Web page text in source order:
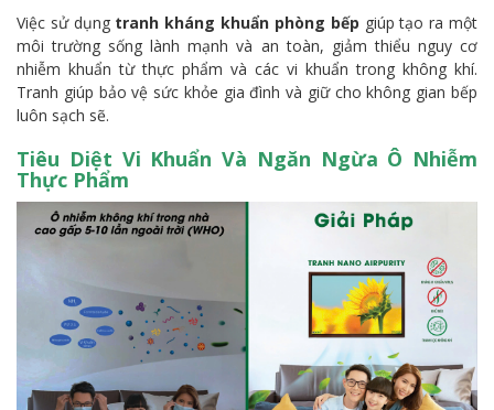
Việc sử dụng tranh kháng khuẩn phòng bếp giúp tạo ra một
môi trường sống lành mạnh và an toàn, giảm thiểu nguy cơ
nhiễm khuẩn từ thực phẩm và các vi khuẩn trong không khí.
Tranh giúp bảo vệ sức khỏe gia đình và giữ cho không gian bếp
luôn sạch sẽ.
Tiêu Diệt Vi Khuẩn Và Ngăn Ngừa Ô Nhiễm
Thực Phẩm